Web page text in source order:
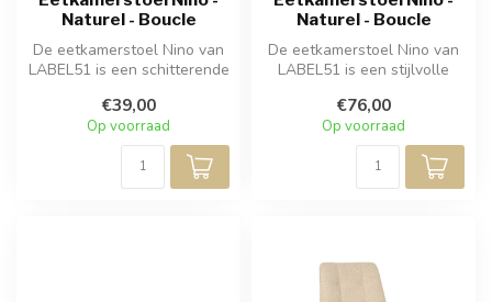
Naturel - Boucle
De eetkamerstoel Nino van
LABEL51 is een schitterende
€39,00
Op voorraad
Naturel - Boucle
De eetkamerstoel Nino van
LABEL51 is een stijlvolle
€76,00
Op voorraad